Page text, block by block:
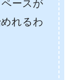
ースが
れるわ